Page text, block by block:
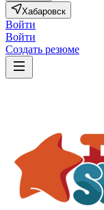
Хабаровск
Войти
Войти
Создать резюме